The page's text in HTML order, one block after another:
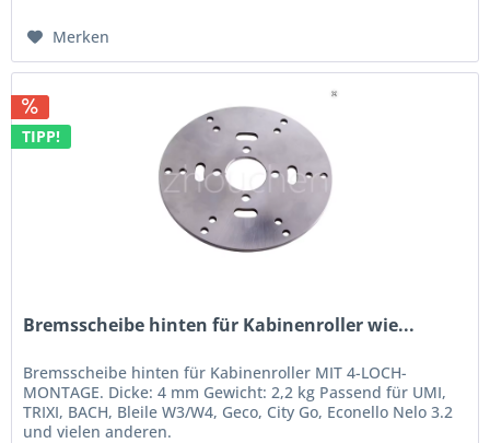
Merken
TIPP!
Bremsscheibe hinten für Kabinenroller wie...
Bremsscheibe hinten für Kabinenroller MIT 4-LOCH-
MONTAGE. Dicke: 4 mm Gewicht: 2,2 kg Passend für UMI,
TRIXI, BACH, Bleile W3/W4, Geco, City Go, Econello Nelo 3.2
und vielen anderen.